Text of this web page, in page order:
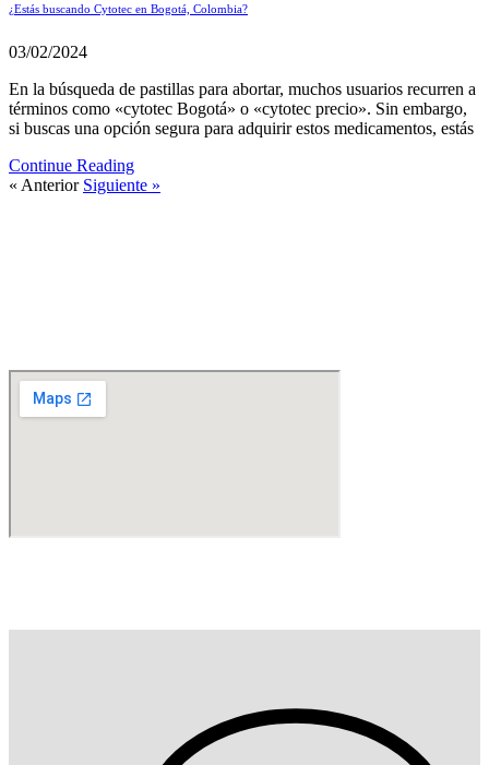
¿Estás buscando Cytotec en Bogotá, Colombia?
03/02/2024
En la búsqueda de pastillas para abortar, muchos usuarios recurren a
términos como «cytotec Bogotá» o «cytotec precio». Sin embargo,
si buscas una opción segura para adquirir estos medicamentos, estás
Continue Reading
« Anterior Siguiente »